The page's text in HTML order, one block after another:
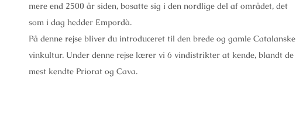
mere end 2500 år siden, bosatte sig i den nordlige del af området, det
som i dag hedder Empordà.
På denne rejse bliver du introduceret til den brede og gamle Catalanske
vinkultur. Under denne rejse lærer vi 6 vindistrikter at kende, blandt de
mest kendte Priorat og Cava.